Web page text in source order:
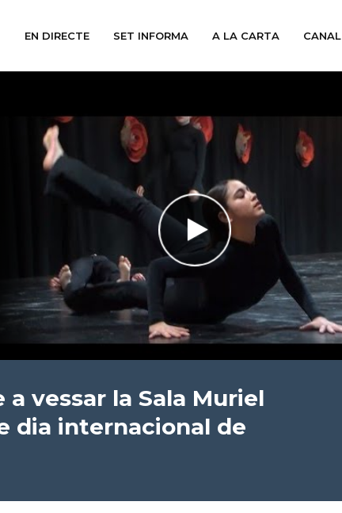
EN DIRECTE SET INFORMA A LA CARTA
vessar la Sala Muriel
dia internacional de